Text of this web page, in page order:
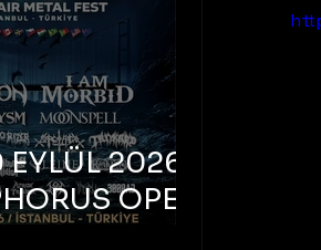
2026 –
OPEN
FEST